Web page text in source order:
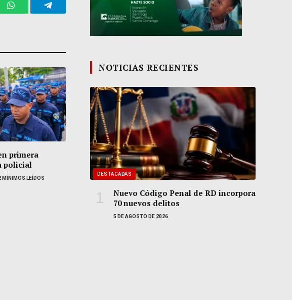
WhatsAppTelegram
primera
policial
MÍNIMOS LEÍDOS
NOTICIAS RECIENTES
DESTACADAS
Nuevo Código Penal de RD incorpora
70 nuevos delitos
5 DE AGOSTO DE 2026